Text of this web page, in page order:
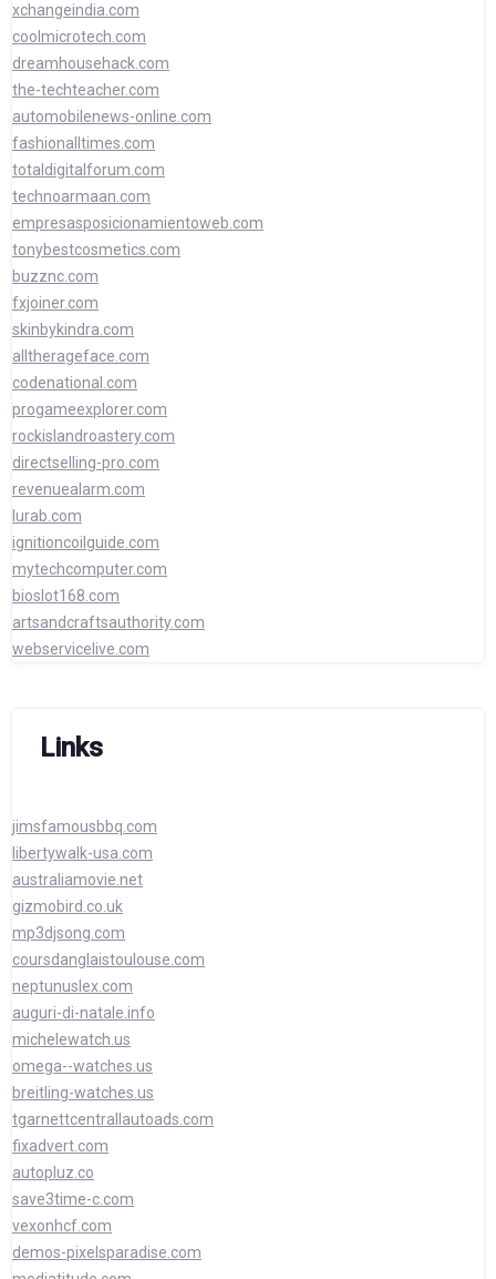
xchangeindia.com
coolmicrotech.com
dreamhousehack.com
the-techteacher.com
automobilenews-online.com
fashionalltimes.com
totaldigitalforum.com
technoarmaan.com
empresasposicionamientoweb.com
tonybestcosmetics.com
buzznc.com
fxjoiner.com
skinbykindra.com
alltherageface.com
codenational.com
progameexplorer.com
rockislandroastery.com
directselling-pro.com
revenuealarm.com
lurab.com
ignitioncoilguide.com
mytechcomputer.com
bioslot168.com
artsandcraftsauthority.com
webservicelive.com
Links
jimsfamousbbq.com
libertywalk-usa.com
australiamovie.net
gizmobird.co.uk
mp3djsong.com
coursdanglaistoulouse.com
neptunuslex.com
auguri-di-natale.info
michelewatch.us
omega--watches.us
breitling-watches.us
tgarnettcentrallautoads.com
fixadvert.com
autopluz.co
save3time-c.com
vexonhcf.com
demos-pixelsparadise.com